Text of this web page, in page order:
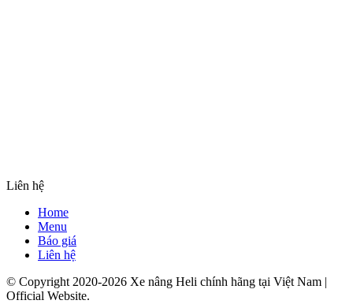
Liên hệ
Home
Menu
Báo giá
Liên hệ
© Copyright 2020-2026 Xe nâng Heli chính hãng tại Việt Nam |
Official Website.